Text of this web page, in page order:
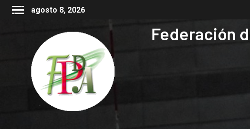
agosto 8, 2026
Federación